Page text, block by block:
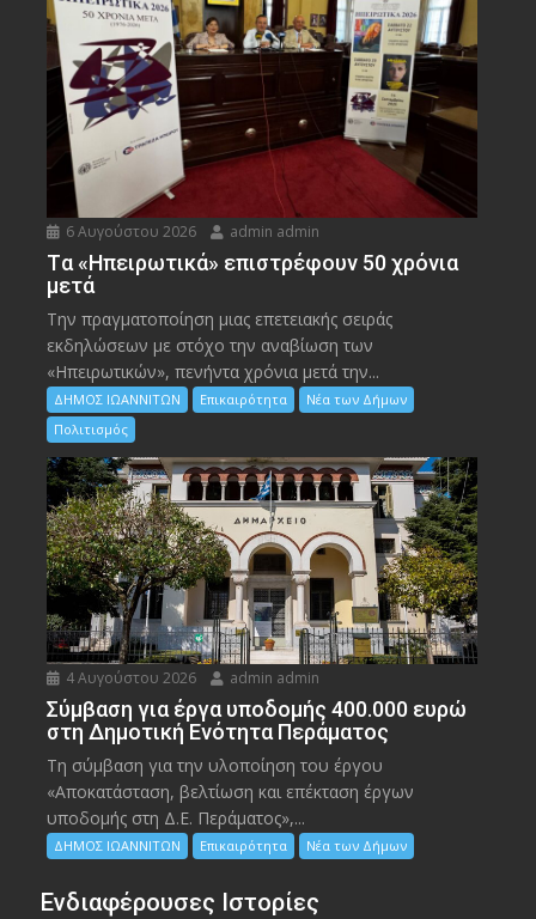
6 Αυγούστου 2026 admin admin
Tα «Ηπειρωτικά» επιστρέφουν 50 χρόνια
μετά
Την πραγματοποίηση μιας επετειακής σειράς
εκδηλώσεων με στόχο την αναβίωση των
«Ηπειρωτικών», πενήντα χρόνια μετά την...
ΔΗΜΟΣ ΙΩΑΝΝΙΤΩΝ Επικαιρότητα
Νέα των Δήμων
Πολιτισμός
4 Αυγούστου 2026 admin admin
Σύμβαση για έργα υποδομής 400.000 ευρώ
στη Δημοτική Ενότητα Περάματος
Τη σύμβαση για την υλοποίηση του έργου
«Αποκατάσταση, βελτίωση και επέκταση έργων
υποδομής στη Δ.Ε. Περάματος»,...
ΔΗΜΟΣ ΙΩΑΝΝΙΤΩΝ Επικαιρότητα Νέα των Δήμων
Ενδιαφέρουσες Ιστορίες